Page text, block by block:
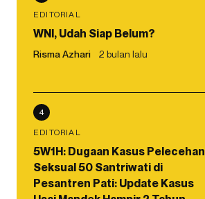
EDITORIAL
WNI, Udah Siap Belum?
Risma Azhari 2 bulan lalu
4
EDITORIAL
5W1H: Dugaan Kasus Pelecehan
Seksual 50 Santriwati di
Pesantren Pati: Update Kasus